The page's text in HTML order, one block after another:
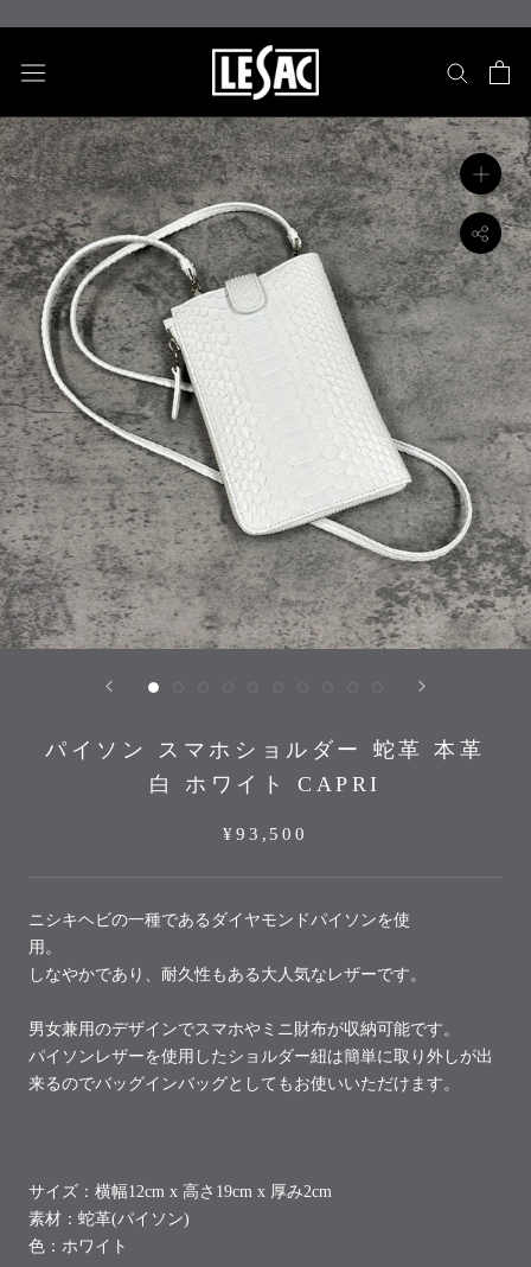
ッ
し
て
コ
ン
テ
ン
ツ
に
移
動
す
る
パイソン スマホショルダー 蛇革 本革
白 ホワイト CAPRI
¥93,500
ニシキヘビの一種であるダイヤモンドパイソンを使
用。
しなやかであり、耐久性もある大人気なレザーです。
男女兼用のデザインでスマホやミニ財布が収納可能です。
パイソンレザーを使用したショルダー紐は簡単に取り外しが出
来るのでバッグインバッグとしてもお使いいただけます。
サイズ： 横幅12cm x 高さ19cm x 厚み2cm
素材：蛇革(パイソン)
色：ホワイト